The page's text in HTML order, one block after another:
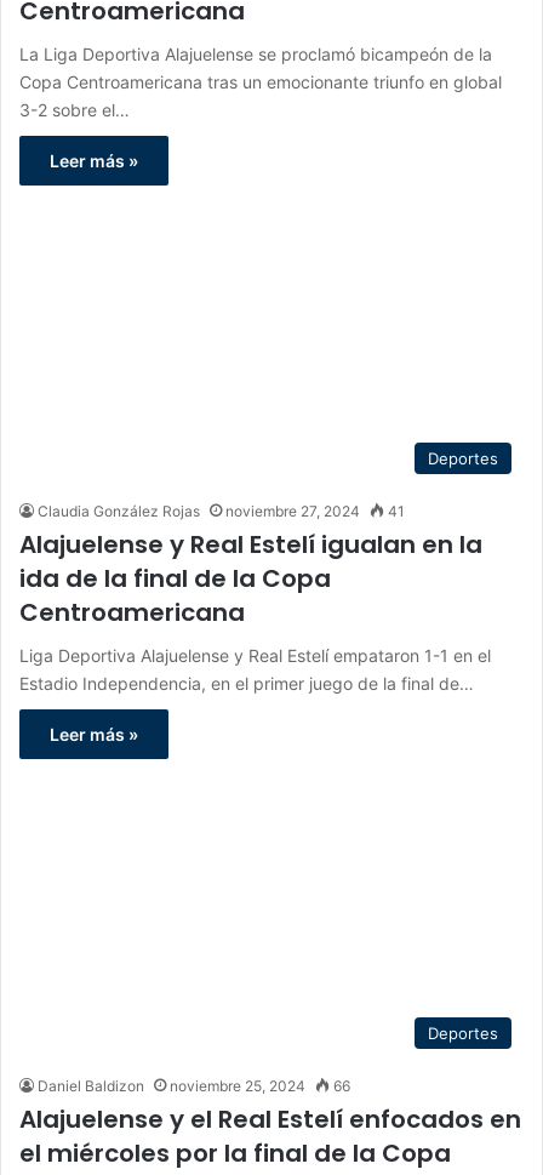
Centroamericana
La Liga Deportiva Alajuelense se proclamó bicampeón de la
Copa Centroamericana tras un emocionante triunfo en global
3-2 sobre el…
Leer más »
Deportes
Claudia González Rojas noviembre 27, 2024 41
Alajuelense y Real Estelí igualan en la
ida de la final de la Copa
Centroamericana
Liga Deportiva Alajuelense y Real Estelí empataron 1-1 en el
Estadio Independencia, en el primer juego de la final de…
Leer más »
Deportes
Daniel Baldizon noviembre 25, 2024 66
Alajuelense y el Real Estelí enfocados en
el miércoles por la final de la Copa